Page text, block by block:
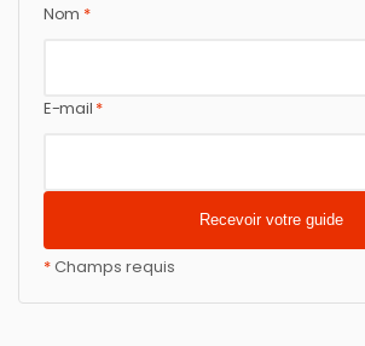
Nom *
E-mail *
*Champs requis